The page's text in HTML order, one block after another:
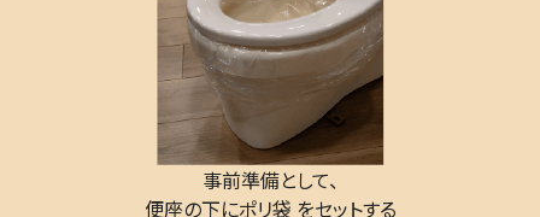
事前準備として、
便座の下にポリ袋 をセットする